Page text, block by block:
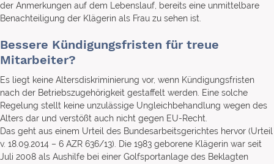
der Anmerkungen auf dem Lebenslauf, bereits eine unmittelbare
Benachteiligung der Klägerin als Frau zu sehen ist.
Bessere Kündigungsfristen für treue
Mitarbeiter?
Es liegt keine Altersdiskriminierung vor, wenn Kündigungsfristen
nach der Betriebszugehörigkeit gestaffelt werden. Eine solche
Regelung stellt keine unzulässige Ungleichbehandlung wegen des
Alters dar und verstößt auch nicht gegen EU-Recht.
Das geht aus einem Urteil des Bundesarbeitsgerichtes hervor (Urteil
v. 18.09.2014 – 6 AZR 636/13). Die 1983 geborene Klägerin war seit
Juli 2008 als Aushilfe bei einer Golfsportanlage des Beklagten